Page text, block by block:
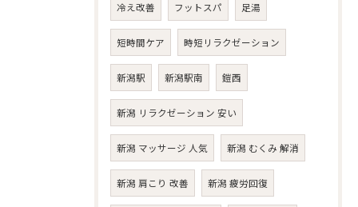
冷え改善 フットスパ 足湯
短時間ケア 時短リラクゼーション
新潟駅 新潟駅南 鎧西
新潟 リラクゼーション 安い
新潟 マッサージ 人気 新潟 むくみ 解消
新潟 肩こり 改善 新潟 疲労回復